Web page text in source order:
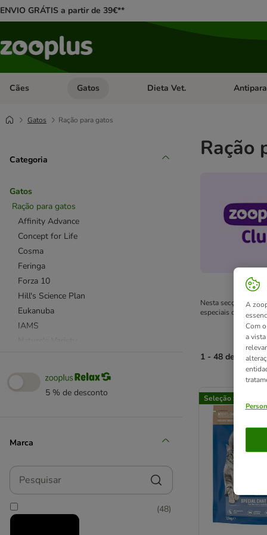
ENVIO GRÁTIS a partir de 39€**
Cães Abrir menu de categoria: Cães
Gatos Abrir menu de categoria: Gatos
Dieta Vet. Abrir
Gatos Ração para gatos
Categoria
Gatos
Ração para gatos
Affinity Advance
Concept for Life
Cosma
Feringa
Forza 10
Hill's Science Plan
Eukanuba
IAMS
Rosie's Farm
Affinity Ultima
Alimentação mista
5 % de desconto
Marca
Pesquisar
(48)
Ração
Nesta secção irá
especiais de saúde.
1 - 48 de 2180
product items
Seleção zooplus
A
Com
a